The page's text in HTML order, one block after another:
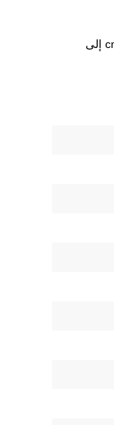
67 مليمتر إلى cm, 67 mm إلى cm, 67 mm إلى